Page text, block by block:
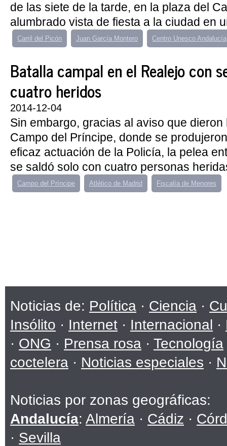
de las siete de la tarde, en la plaza del
alumbrado vista de fiesta a la ciudad en
Carril del Picón Juan García Montero Centro Unesco Andalucía
Batalla campal en el Realejo con
cuatro heridos
2014-12-04
Sin embargo, gracias al aviso que
Campo del Príncipe, donde se
eficaz actuación de la Policía, la pelea
se saldó solo con cuatro personas
Campo del Príncipe Atlético de Madrid Fiscalía de Menores
Noticias de: Política · Ciencia ·
Insólito · Internet · Internacional ·
· ONG · Prensa rosa · Tecnología
coctelera · Noticias especiales ·
Noticias por zonas geográficas:
Andalucía: Almería · Cádiz ·
· Sevilla